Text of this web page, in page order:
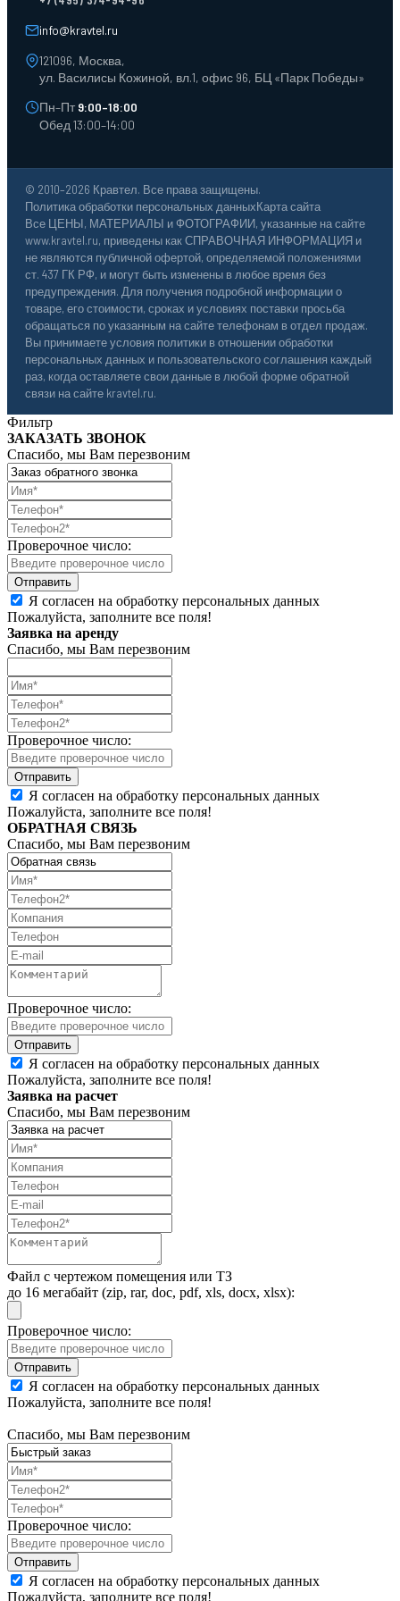
Тележки для склада
info@kravtel.ru
121096, Москва,
ул. Василисы Кожиной, вл.1, офис 96, БЦ «Парк Победы»
Пн–Пт9:00–18:00
Обед 13:00–14:00
© 2010–2026 Кравтел. Все права защищены.
Политика обработки персональных данныхКарта сайта
Все ЦЕНЫ, МАТЕРИАЛЫ и ФОТОГРАФИИ, указанные на сайте
www.kravtel.ru, приведены как СПРАВОЧНАЯ ИНФОРМАЦИЯ и
не являются публичной офертой, определяемой положениями
ст. 437 ГК РФ, и могут быть изменены в любое время без
предупреждения. Для получения подробной информации о
товаре, его стоимости, сроках и условиях поставки просьба
обращаться по указанным на сайте телефонам в отдел продаж.
Вы принимаете условия политики в отношении обработки
персональных данных и пользовательского соглашения каждый
раз, когда оставляете свои данные в любой форме обратной
связи на сайте kravtel.ru.
Фильтр
ЗАКАЗАТЬ ЗВОНОК
Спасибо, мы Вам перезвоним
Проверочное число:
Я согласен на обработку персональных данных
Пожалуйста, заполните все поля!
Заявка на аренду
Спасибо, мы Вам перезвоним
Проверочное число:
Я согласен на обработку персональных данных
Пожалуйста, заполните все поля!
ОБРАТНАЯ СВЯЗЬ
Спасибо, мы Вам перезвоним
Проверочное число:
Я согласен на обработку персональных данных
Пожалуйста, заполните все поля!
Заявка на расчет
Спасибо, мы Вам перезвоним
Файл с чертежом помещения или ТЗ
до 16 мегабайт (zip, rar, doc, pdf, xls, docx, xlsx):
Проверочное число:
Я согласен на обработку персональных данных
Пожалуйста, заполните все поля!
Спасибо, мы Вам перезвоним
Проверочное число:
Я согласен на обработку персональных данных
Пожалуйста, заполните все поля!